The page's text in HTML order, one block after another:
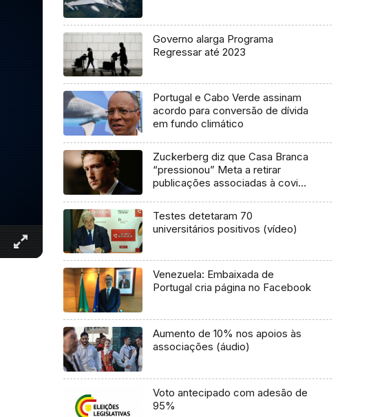
Governo alarga Programa
Regressar até 2023
Portugal e Cabo Verde assinam
acordo para conversão de dívida
em fundo climático
Zuckerberg diz que Casa Branca
“pressionou” Meta a retirar
publicações associadas à covid-
Testes detetaram 70
universitários positivos (vídeo)
Venezuela: Embaixada de
Portugal cria página no Facebook
Aumento de 10% nos apoios às
associações (áudio)
Voto antecipado com adesão de
95%